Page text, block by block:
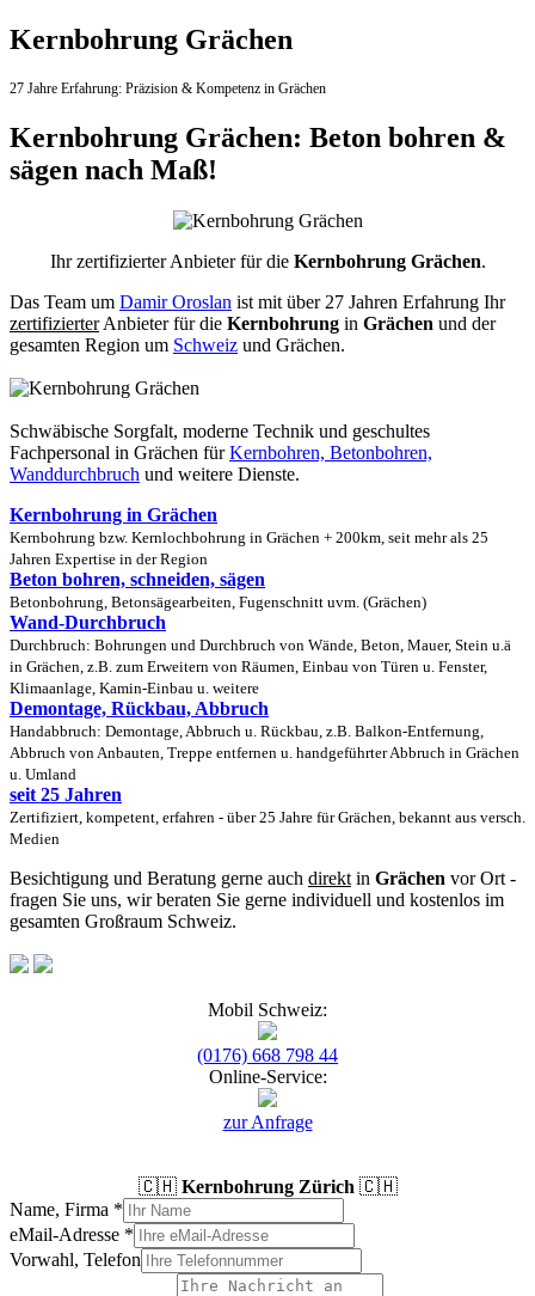
Kernbohrung Grächen
27 Jahre Erfahrung: Präzision & Kompetenz in Grächen
Kernbohrung Grächen: Beton bohren &
sägen nach Maß!
Ihr zertifizierter Anbieter für die Kernbohrung Grächen.
Das Team um Damir Oroslan ist mit über 27 Jahren Erfahrung Ihr
zertifizierterAnbieter für die Kernbohrung in Grächen und der
gesamten Region um Schweiz und Grächen.
Schwäbische Sorgfalt, moderne Technik und geschultes
Fachpersonal in Grächen fürKernbohren, Betonbohren,
Wanddurchbruch und weitere Dienste.
Kernbohrung in Grächen
Kernbohrung bzw. Kernlochbohrung in Grächen + 200km, seit mehr als 25
Jahren Expertise in der Region
Beton bohren, schneiden, sägen
Betonbohrung, Betonsägearbeiten, Fugenschnitt uvm. (Grächen)
Wand-Durchbruch
Durchbruch: Bohrungen und Durchbruch von Wände, Beton, Mauer, Stein u.ä
in Grächen, z.B. zum Erweitern von Räumen, Einbau von Türen u. Fenster,
Klimaanlage, Kamin-Einbau u. weitere
Demontage, Rückbau, Abbruch
Handabbruch: Demontage, Abbruch u. Rückbau, z.B. Balkon-Entfernung,
Abbruch von Anbauten, Treppe entfernen u. handgeführter Abbruch in Grächen
u. Umland
seit 25 Jahren
Zertifiziert, kompetent, erfahren - über 25 Jahre für Grächen, bekannt aus versch.
Medien
Besichtigung und Beratung gerne auch direkt in Grächen vor Ort -
fragen Sie uns, wir beraten Sie gerne individuell und kostenlos im
gesamten Großraum Schweiz.
Mobil Schweiz:
(0176) 668 798 44
Online-Service:
zur Anfrage
🇨🇭 Kernbohrung Zürich 🇨🇭
Name, Firma *
eMail-Adresse *
Vorwahl, Telefon